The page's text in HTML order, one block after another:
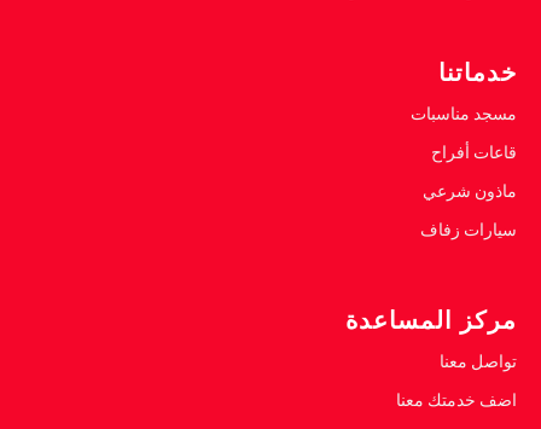
خدماتنا
مسجد مناسبات
قاعات أفراح
ماذون شرعي
سيارات زفاف
مركز المساعدة
تواصل معنا
اضف خدمتك معنا